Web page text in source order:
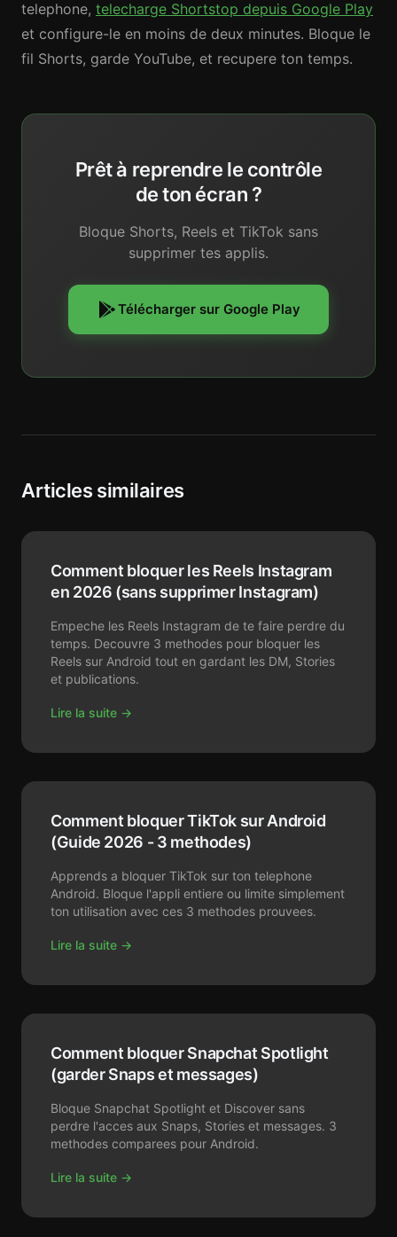
telephone, telecharge Shortstop depuis Google Play
et configure-le en moins de deux minutes. Bloque le
fil Shorts, garde YouTube, et recupere ton temps.
Prêt à reprendre le contrôle
de ton écran ?
Bloque Shorts, Reels et TikTok sans
supprimer tes applis.
Télécharger sur Google Play
Articles similaires
Comment bloquer les Reels Instagram
en 2026 (sans supprimer Instagram)
Empeche les Reels Instagram de te faire perdre du
temps. Decouvre 3 methodes pour bloquer les
Reels sur Android tout en gardant les DM, Stories
et publications.
Lire la suite →
Comment bloquer TikTok sur Android
(Guide 2026 - 3 methodes)
Apprends a bloquer TikTok sur ton telephone
Android. Bloque l'appli entiere ou limite simplement
ton utilisation avec ces 3 methodes prouvees.
Lire la suite →
Comment bloquer Snapchat Spotlight
(garder Snaps et messages)
Bloque Snapchat Spotlight et Discover sans
perdre l'acces aux Snaps, Stories et messages. 3
methodes comparees pour Android.
Lire la suite →